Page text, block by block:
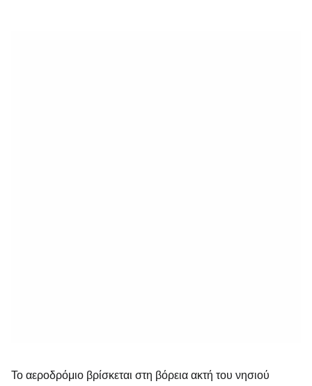
Το αεροδρόμιο βρίσκεται στη βόρεια ακτή του νησιού